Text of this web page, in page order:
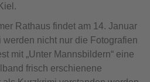
Rathaus findet am 14. Januar
werden nicht nur die Fotografien
mit „Unter Mannsbildern“ eine
frisch erschienene